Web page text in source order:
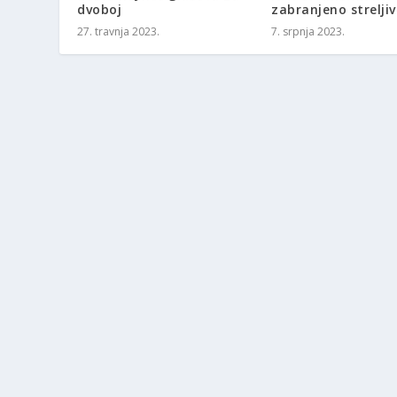
dvoboj
27. travnja 2023.
zabranjeno
7. srpnja 2023.